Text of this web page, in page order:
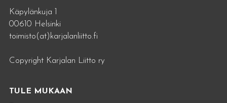
Käpylänkuja 1
00610 Helsinki
toimisto(at)karjalanliitto.fi
Copyright Karjalan Liitto ry
TULE MUKAAN